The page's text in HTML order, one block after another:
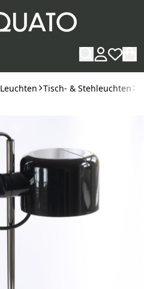
Leuchten Tisch- & Stehleuchten